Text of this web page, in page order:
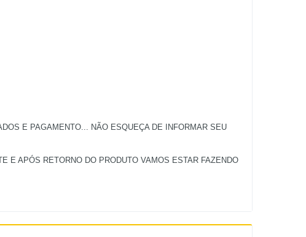
E PAGAMENTO... NÃO ESQUEÇA DE INFORMAR SEU
E APÓS RETORNO DO PRODUTO VAMOS ESTAR FAZENDO